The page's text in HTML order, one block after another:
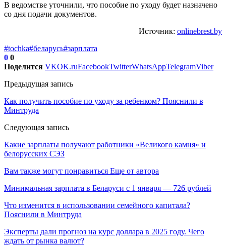
В ведомстве уточнили, что пособие по уходу будет назначено
со дня подачи документов.
Источник: onlinebrest.by
#tochka#беларусь#зарплата
0 0
Поделится VKOK.ruFacebookTwitterWhatsAppTelegramViber
Предыдущая запись
Как получить пособие по уходу за ребенком? Пояснили в
Минтруда
Следующая запись
Какие зарплаты получают работники «Великого камня» и
белорусских СЭЗ
Вам также могут понравиться Еще от автора
Минимальная зарплата в Беларуси с 1 января — 726 рублей
Что изменится в использовании семейного капитала?
Пояснили в Минтруда
Эксперты дали прогноз на курс доллара в 2025 году. Чего
ждать от рынка валют?